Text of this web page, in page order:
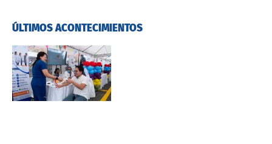
ÚLTIMOS ACONTECIMIENTOS